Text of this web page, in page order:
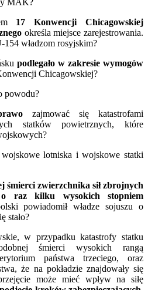
MAK?
17 Konwencji Chicagowskiej
określa miejsce zarejestrowania.
władzom rosyjskim?
podlegało w zakresie wymogów
Chicagowskiej?
powodu?
zajmować się katastrofami
statków powietrznych, które
lotniska i wojskowe statki
śmierci zwierzchnika sił zbrojnych
raz kilku wysokich stopniem
powiadomił władze sojuszu o
stało?
w przypadku katastrofy statku
śmierci wysokich rangą
państwa trzeciego, oraz
że na pokładzie znajdowały się
może mieć wpływ na siłę